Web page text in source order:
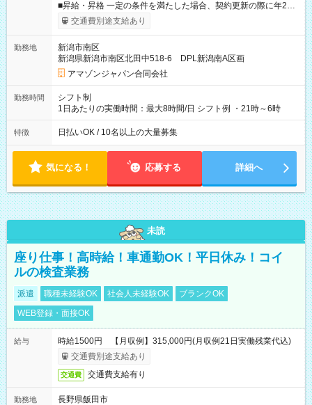
■昇給・昇格 一定の条件を満たした場合、契約更新の際に年2回
まで昇給の機会があります。 ■正社員登用制度あり ※月末締/翌
月25日支払い ※時間外手当、別途支給 ※深夜割増賃金 (22:00～
☆Amazon直雇用で安定して働けます！ 【試用期間】試用期間
あり 試用期間の長さ：1週間 雇用形態、給与は本採用時と同じ
です。
交通費別途支給あり
勤務地
新潟市南区
新潟県新潟市南区北田中518-6 DPL新潟南A区画
アマゾンジャパン合同会社
勤務時間
シフト制
1日あたりの実働時間：最大8時間/日 シフト例 ・21時～6時
特徴 日払いOK / 10名以上の大量募集
気になる！ 応募する 詳細へ
未読
座り仕事！高時給！車通勤OK！平日休み！コイ
ルの検査業務
派遣 職種未経験OK 社会人未経験OK
ブランクOK
WEB登録・面接OK
給与
時給1500円 【月収例】315,000円(月収例21日実働残業代込)
交通費別途支給あり
交通費 交通費支給有り
勤務地
長野県飯田市